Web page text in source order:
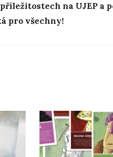
na UJEP a
pro všechny!